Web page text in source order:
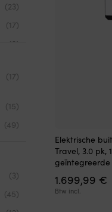
(23)
(17)
(2)
(17)
(15)
(49)
(3)
(45)
Elektrische
Travel, 3.0 pk,
geïntegreerde
1.699,99 €
Btw incl.